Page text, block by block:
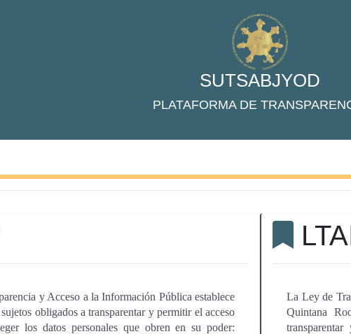
SUTSABJYOD
PLATAFORMA DE
y Acceso a la Información Pública establece
obligados a transparentar y permitir el acceso
los datos personales que obren en su poder:
La Ley de
Quintana